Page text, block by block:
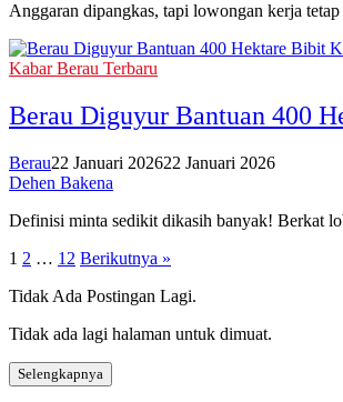
Anggaran dipangkas, tapi lowongan kerja
Kabar Berau Terbaru
Berau Diguyur Bantuan 400
Berau22 Januari 202622 Januari 2026
Dehen Bakena
Definisi minta sedikit dikasih banyak! Berkat
Paginasi
pos
1 2 … 12 Berikutnya »
Tidak Ada Postingan Lagi.
Tidak ada lagi halaman untuk dimuat.
Selengkapnya